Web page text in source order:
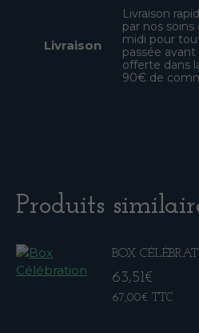
Livraison
Livraison
par nos
midi pour
passée avant
offerte dans
90€ de
Produits
BOX
63,51€
67,00€ TTC